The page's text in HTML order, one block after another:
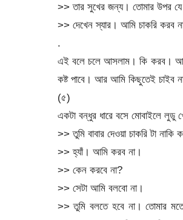
>> তার সুখের জন্য। তোমার উপর যে
>> দেখেন স্যার। আমি চাকরি করব
.
এই বলে চলে আসলাম। কি করব।
কষ্ট পাবে। আর আমি কিছুতেই চাইব
(৫)
একটা বন্ধুর ধারে বসে মোবাইলে
>> তুমি বাবার দেওয়া চাকরি টা নাকি
>> হ্যাঁ। আমি করব না।
>> কেন করবে না?
>> সেটা আমি বলবো না।
>> তুমি বলতে হবে না। তোমার